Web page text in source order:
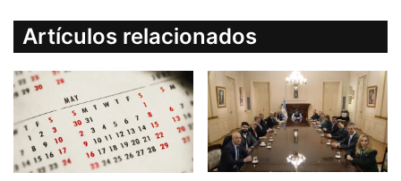
Artículos relacionados